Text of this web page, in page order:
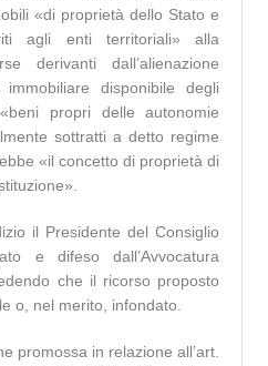
«di proprietà dello Stato e
agli enti territoriali» alla
derivanti dall’alienazione
immobiliare disponibile degli
propri delle autonomie
sottratti a detto regime
«il concetto di proprietà di
il Presidente del Consiglio
e difeso dall’Avvocatura
che il ricorso proposto
o, nel merito, infondato.
promossa in relazione all’art.